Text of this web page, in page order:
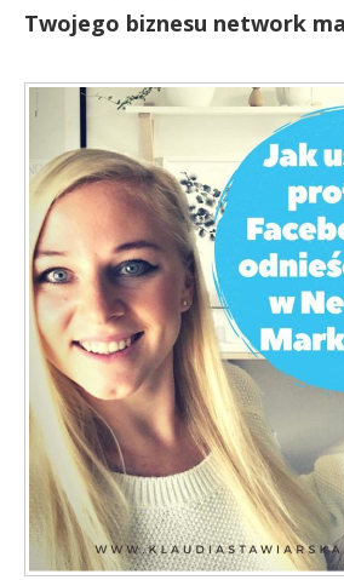
Twojego biznesu network